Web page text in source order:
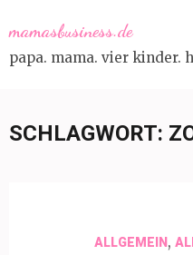
to
content
mamasbusiness.de
papa. mama. vier kinder.
SCHLAGWORT:
ALLGEMEIN,